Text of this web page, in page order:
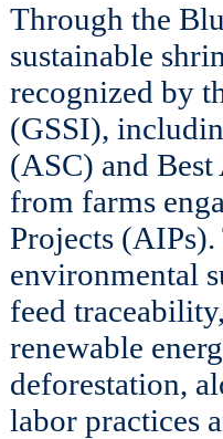
Through the
sustainable
recognized by
(GSSI),
(ASC) and
from farms
Projects (AIPs).
environmental
feed
renewable
deforestation,
labor practices